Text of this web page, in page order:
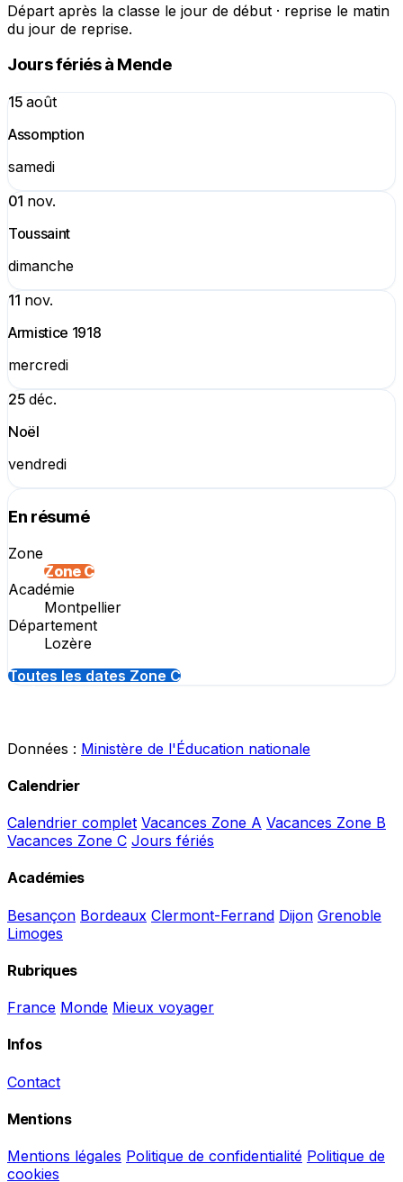
Départ après la classe le jour de début · reprise le matin
du jour de reprise.
Jours fériés à Mende
15 août
Assomption
samedi
01 nov.
Toussaint
dimanche
11 nov.
Armistice 1918
mercredi
25 déc.
Noël
vendredi
En résumé
Zone
Zone C
Académie
Montpellier
Département
Lozère
Toutes les dates Zone C
Données : Ministère de l'Éducation nationale
Calendrier
Calendrier complet Vacances Zone A Vacances Zone B
Vacances Zone C Jours fériés
Académies
Besançon Bordeaux Clermont-Ferrand Dijon Grenoble
Limoges
Rubriques
France Monde Mieux voyager
Infos
Contact
Mentions
Mentions légales Politique de confidentialité Politique de
cookies